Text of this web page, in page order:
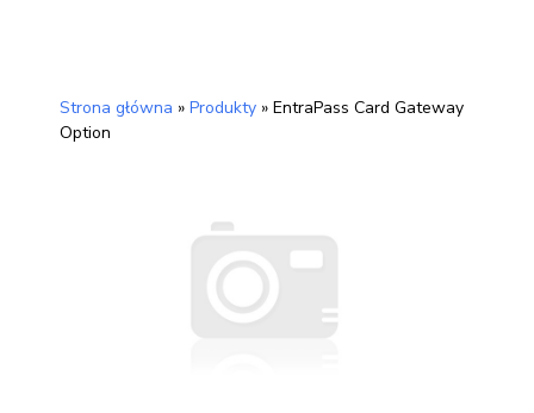
Strona główna » Produkty » EntraPass Card Gateway
Option